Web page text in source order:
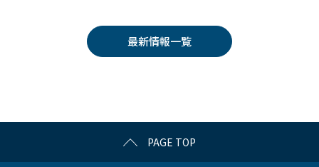
k
erk
et
n
a
最新情報一覧
PAGE TOP